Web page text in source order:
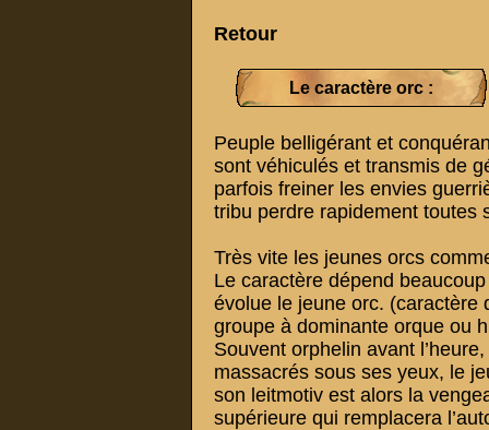
Retour
Le caractère orc :
Peuple belligérant et
sont véhiculés et transmis de
parfois freiner les envies
tribu perdre rapidement toutes
Très vite les jeunes orcs
Le caractère dépend
évolue le jeune orc. (caractère
groupe à dominante orque ou
Souvent orphelin avant
massacrés sous ses yeux, le
son leitmotiv est alors la
supérieure qui remplacera